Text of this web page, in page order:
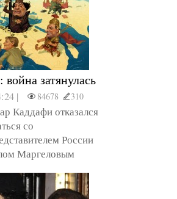
затянулась
| 84678 310
Каддафи отказался
со
России
Маргеловым